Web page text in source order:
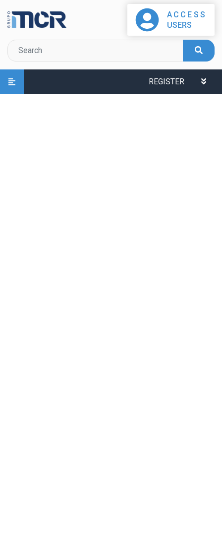
ACCESS
USERS
REGISTER